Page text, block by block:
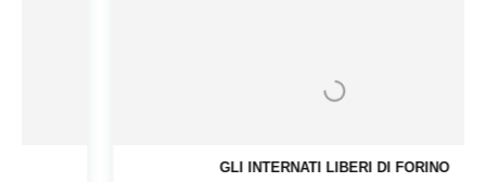
GLI INTERNATI LIBERI DI FORINO